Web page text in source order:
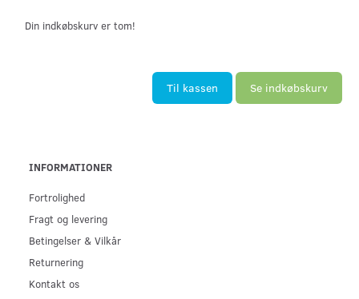
Din indkøbskurv er tom!
Til kassen Se indkøbskurv
INFORMATIONER
Fortrolighed
Fragt og levering
Betingelser & Vilkår
Returnering
Kontakt os